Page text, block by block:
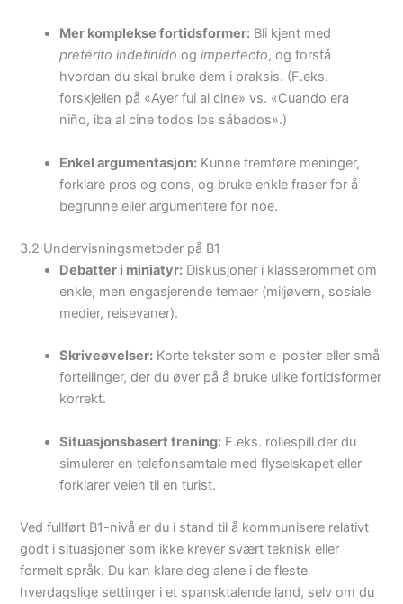
Mer komplekse fortidsformer: Bli kjent med
pretérito indefinido ogimperfecto, og forstå
hvordan du skal bruke dem i praksis. (F.eks.
forskjellen på «Ayer fui al cine» vs. «Cuando era
niño, iba al cine todos los sábados».)
Enkel argumentasjon: Kunne fremføre meninger,
forklare pros og cons, og bruke enkle fraser for å
begrunne eller argumentere for noe.
3.2 Undervisningsmetoder på B1
Debatter i miniatyr: Diskusjoner i klasserommet om
enkle, men engasjerende temaer (miljøvern, sosiale
medier, reisevaner).
Skriveøvelser: Korte tekster som e-poster eller små
fortellinger, der du øver på å bruke ulike fortidsformer
korrekt.
Situasjonsbasert trening: F.eks. rollespill der du
simulerer en telefonsamtale med flyselskapet eller
forklarer veien til en turist.
Ved fullført B1-nivå er du i stand til å kommunisere relativt
godt i situasjoner som ikke krever svært teknisk eller
formelt språk. Du kan klare deg alene i de fleste
hverdagslige settinger i et spansktalende land, selv om du